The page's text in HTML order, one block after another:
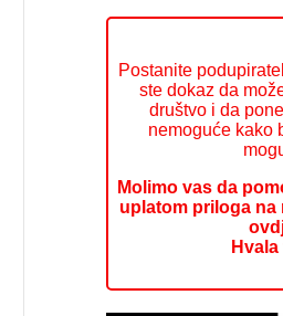
Postanite
ste dokaz da
društvo i da
nemoguće kako
Molimo vas da
uplatom priloga na